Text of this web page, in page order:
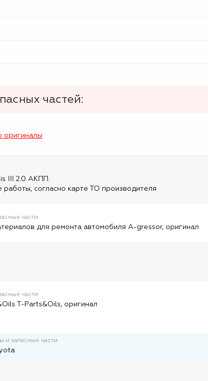
частей:
оригиналы
III 2.0 АКПП.
согласно карте ТО производителя
части
для ремонта автомобиля A-gressor, оригинал
части
T-Parts&Oils, оригинал
и запасные части